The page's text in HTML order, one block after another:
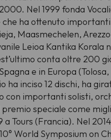
Nel 1999 fonda
ha ottenuto
Maasmechelen,
Leioa Kantika Korala
conta oltre 200
e in Europa
ha inciso 12 dischi, ha
con importanti solisti,
speciale come
Tours (Francia). Nel
World Symposium on